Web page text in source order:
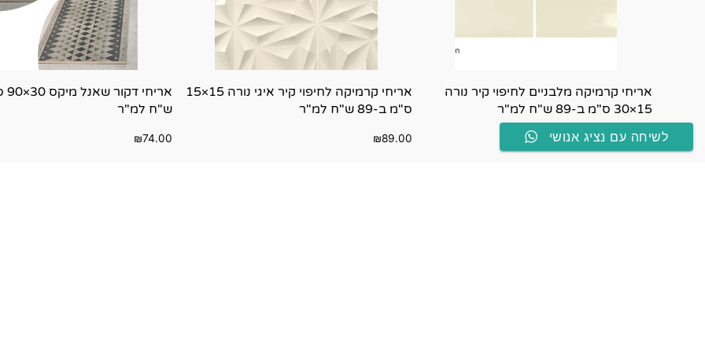
אריחי קרמיקה מלבניים לחיפוי קיר נורה
15×30 ס"מ ב-89 ש"ח למ"ר
₪89.00
אריחי קרמיקה לחיפוי קיר איגי נורה 15×15
ס"מ ב-89 ש"ח למ"ר
₪89.00
ש"ח למ"ר
₪74.00 לשיחה עם נציג אנושי